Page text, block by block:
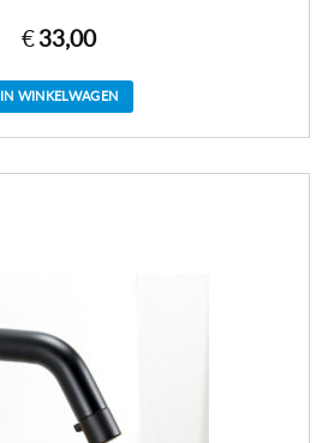
€33,00
IN WINKELWAGEN